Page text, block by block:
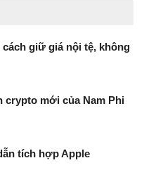
giữ giá nội tệ, không
crypto mới của Nam Phi
tích hợp Apple